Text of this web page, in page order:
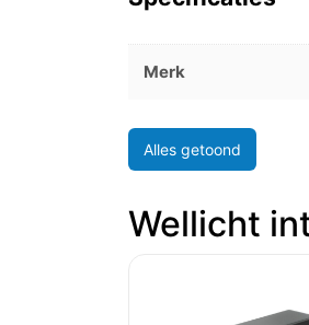
Merk
Alles getoond
Wellicht